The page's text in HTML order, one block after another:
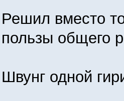
Решил вместо
пользы общего
Швунг одной